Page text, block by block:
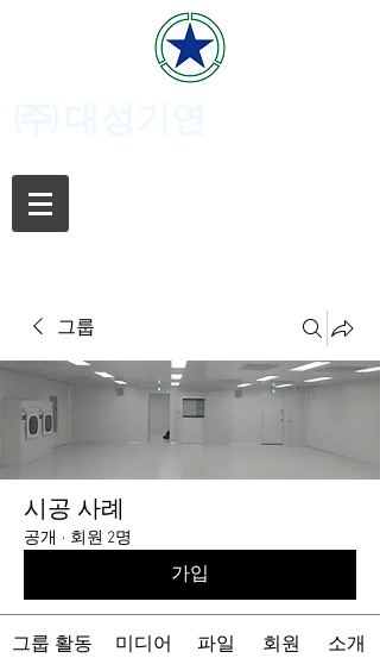
그룹
시공 사례
공개 · 회원 2명
가입
그룹 활동 미디어 파일 회원 소개